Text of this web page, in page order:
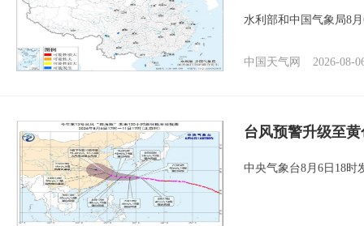
水利部和中国气象局8
中国天气网 2026-08-
台风预警升级至
中央气象台8月6日18时